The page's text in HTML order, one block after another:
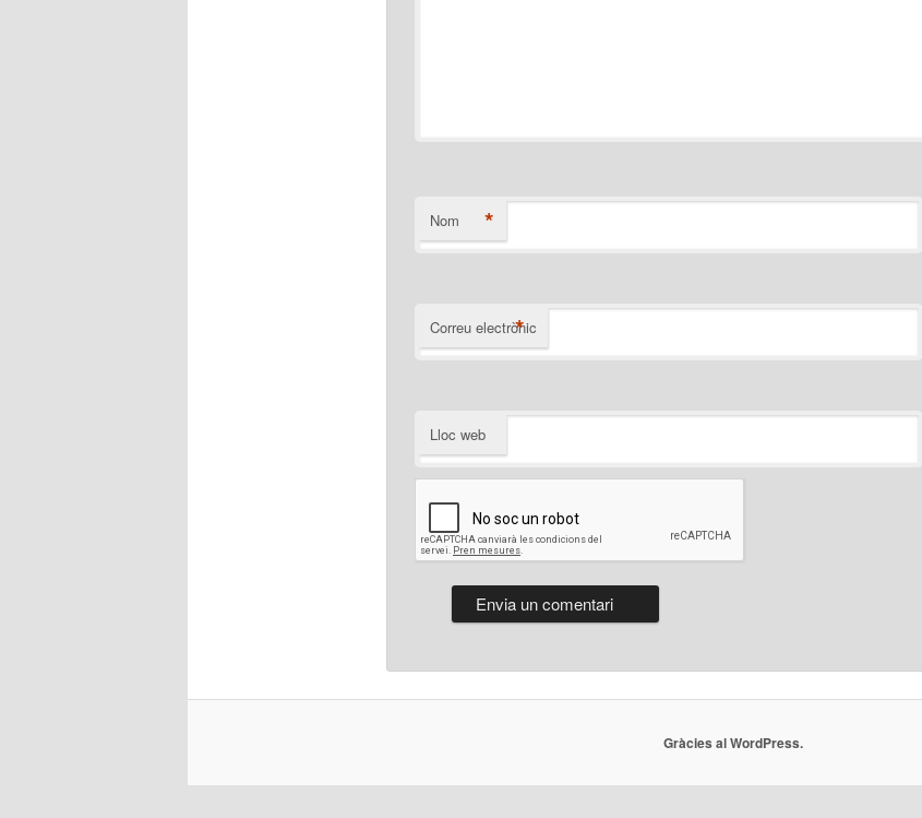
Nom *
Correu electrònic
*
Lloc web
Gràcies al WordPress.